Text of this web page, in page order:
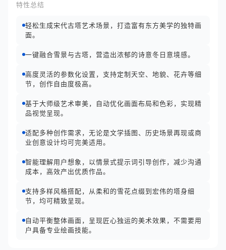
特性总结
轻松生成宋代古塔艺术场景，打造富有东方美学的独特画
面。
一键融合雪景与古塔，营造出浓郁的诗意冬日意境感。
高度灵活的参数化设置，支持定制天空、地貌、花卉等细
节，创作自由度极高。
基于大师级艺术审美，自动优化画面布局和色彩，实现精
品视觉呈现。
适配多种创作需求，无论是文学插图、历史场景再现或商
业创意设计均可完美适用。
智能理解用户想象，以情景式提示词引导创作，减少沟通
成本，高效产出优质作品。
支持多样风格搭配，从柔和的雪花点缀到宏伟的塔身细
节，均可精致呈现。
自动平衡整体画面，呈现匠心独运的美术效果，不需要用
户具备专业绘画技能。